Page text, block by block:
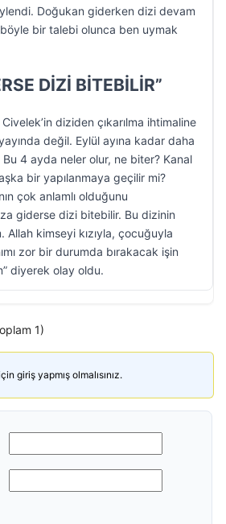
Doğukan giderken dizi devam
bir talebi olunca ben uymak
DİZİ BİTEBİLİR”
diziden çıkarılma ihtimaline
değil. Eylül ayına kadar daha
4 ayda neler olur, ne biter? Kanal
bir yapılanmaya geçilir mi?
çok anlamlı olduğunu
giderse dizi bitebilir. Bu dizinin
Allah kimseyi kızıyla, çocuğuyla
zor bir durumda bırakacak işin
diyerek olay oldu.
1)
giriş yapmış olmalısınız.